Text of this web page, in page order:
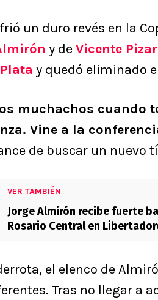
un duro revés en la
y deVicente
y quedó eliminado
muchachos cuando
Vine a la
de buscar un nuevo
VER TAMBIÉN
Jorge Almirón recibe fuerte
Rosario Central en
el elenco de
Tras no llegar a